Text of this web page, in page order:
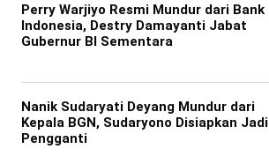
Perry Warjiyo Resmi Mundur dari Bank
Indonesia, Destry Damayanti Jabat
Gubernur BI Sementara
Nanik Sudaryati Deyang Mundur dari
Kepala BGN, Sudaryono Disiapkan Jadi
Pengganti